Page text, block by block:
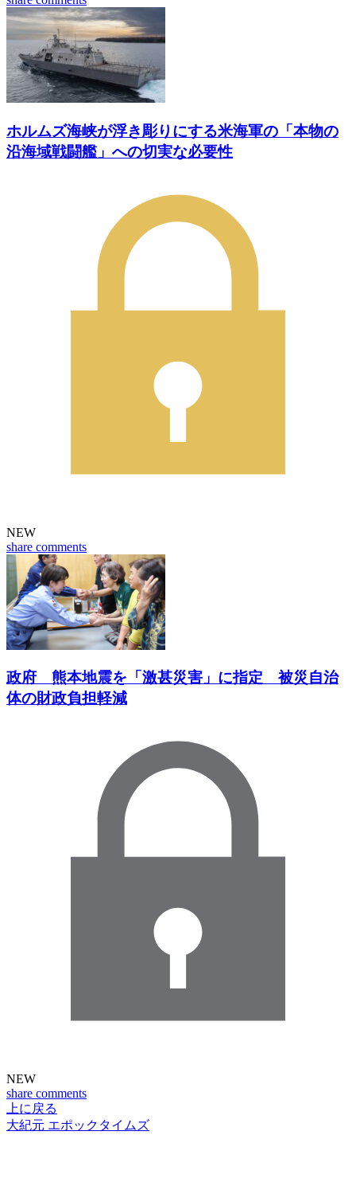
ホルムズ海峡が浮き彫りにする米海軍の「本物の
沿海域戦闘艦」への切実な必要性
NEW
share comments
政府 熊本地震を「激甚災害」に指定 被災自治
体の財政負担軽減
NEW
share comments
上に戻る
大紀元 エポックタイムズ